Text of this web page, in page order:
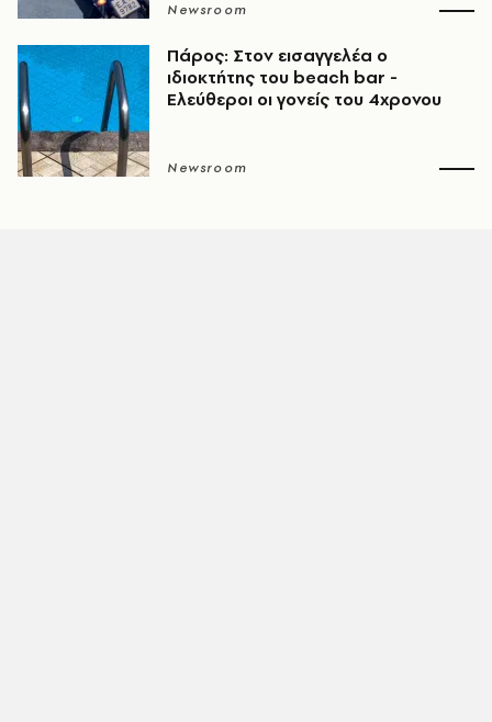
Newsroom
Πάρος: Στον εισαγγελέα ο
ιδιοκτήτης του beach bar -
Ελεύθεροι οι γονείς του 4χρονου
Newsroom